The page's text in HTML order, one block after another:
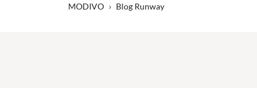
MODIVO › Blog Runway